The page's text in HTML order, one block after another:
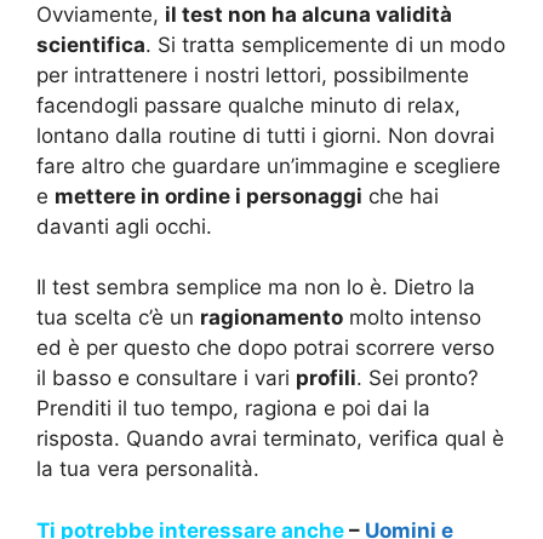
Ovviamente, il test non ha alcuna validità
scientifica. Si tratta semplicemente di un modo
per intrattenere i nostri lettori, possibilmente
facendogli passare qualche minuto di relax,
lontano dalla routine di tutti i giorni. Non dovrai
fare altro che guardare un’immagine e scegliere
e mettere in ordine i personaggi che hai
davanti agli occhi.
Il test sembra semplice ma non lo è. Dietro la
tua scelta c’è un ragionamento molto intenso
ed è per questo che dopo potrai scorrere verso
il basso e consultare i vari profili. Sei pronto?
Prenditi il tuo tempo, ragiona e poi dai la
risposta. Quando avrai terminato, verifica qual è
la tua vera personalità.
Ti potrebbe interessare anche – Uomini e